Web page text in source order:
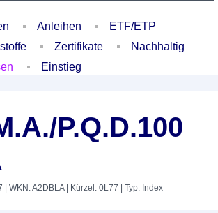
Anleihen
ETF/ETP
Zertifikate
Nachhaltig
Einstieg
P.Q.D.100
| WKN: A2DBLA| Kürzel: 0L77 | Typ: Index